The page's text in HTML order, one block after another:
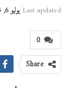
Last updated يوليو 6, 2025
0
Share